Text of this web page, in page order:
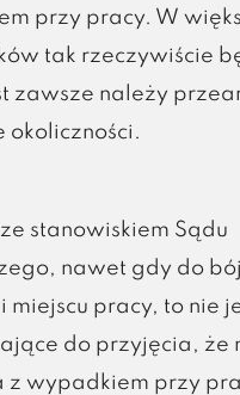
przy pracy. W
tak rzeczywiście
zawsze należy
okoliczności.
stanowiskiem Sądu
nawet gdy do
miejscu pracy, to nie
do przyjęcia, że
z wypadkiem przy